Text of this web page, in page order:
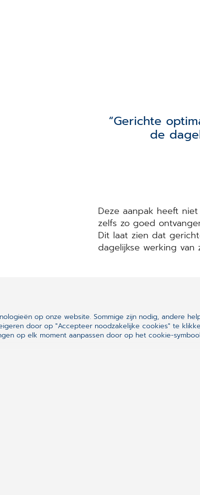
Gerichte
de
Deze aanpak heeft
zelfs zo goed
Dit laat zien dat
dagelijkse werking van
op onze website. Sommige zijn nodig, andere
door op "Accepteer noodzakelijke cookies" te
op elk moment aanpassen door op het cookie-